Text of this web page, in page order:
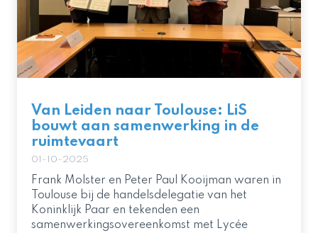
Van Leiden naar Toulouse: LiS
bouwt aan samenwerking in de
ruimtevaart
01-10-2025
Frank Molster en Peter Paul Kooijman waren in
Toulouse bij de handelsdelegatie van het
Koninklijk Paar en tekenden een
samenwerkingsovereenkomst met Lycée